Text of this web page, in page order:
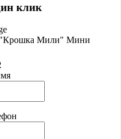
клик
Мили" Мини